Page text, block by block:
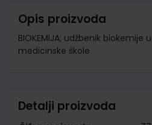
Opis proizvoda
BIOKEMIJA; udžbenik biokemije
medicinske škole
Detalji proizvoda